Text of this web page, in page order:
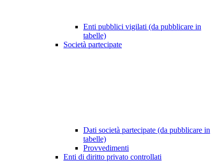
Enti pubblici vigilati (da pubblicare in
tabelle)
Società partecipate
Dati società partecipate (da pubblicare in
tabelle)
Provvedimenti
Enti di diritto privato controllati